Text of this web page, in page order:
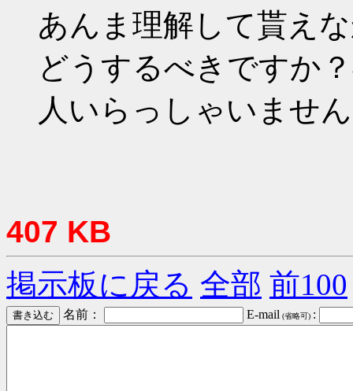
あんま理解して貰え
どうするべきですか
人いらっしゃいませ
407 KB
掲示板に戻る 全部 前100
名前： E-mail (省略可) :